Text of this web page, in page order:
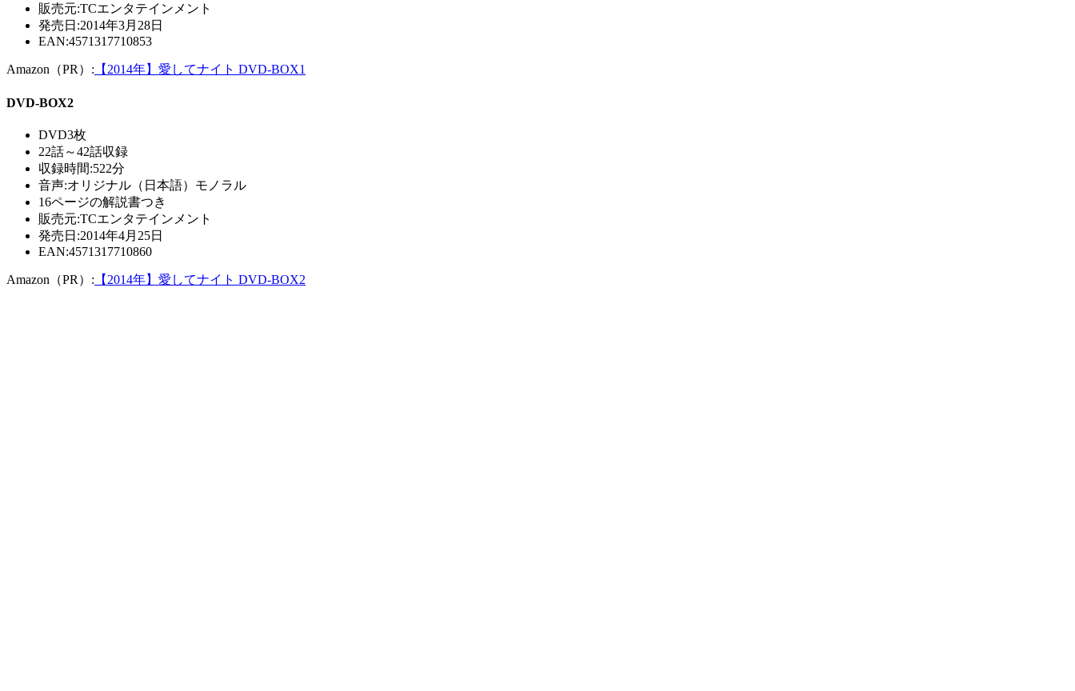
販売元:TCエンタテインメント
発売日:2014年3月28日
EAN:4571317710853
Amazon（PR）: 【2014年】愛してナイト DVD-BOX1
DVD-BOX2
DVD3枚
22話～42話収録
収録時間:522分
音声:オリジナル（日本語）モノラル
16ページの解説書つき
販売元:TCエンタテインメント
発売日:2014年4月25日
EAN:4571317710860
Amazon（PR）: 【2014年】愛してナイト DVD-BOX2